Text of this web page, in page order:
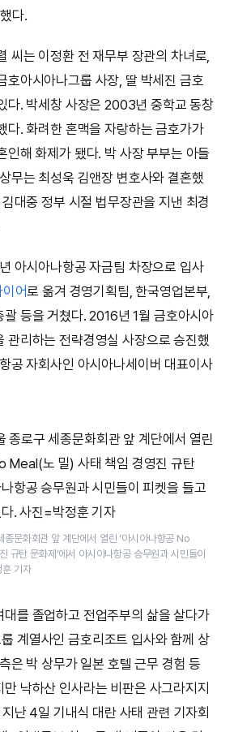
다.
씨는 이정환 전 재무부 장관의 차녀로,
호아시아나그룹 사장, 딸 박세진 금호
다. 박세창 사장은 2003년 중학교 동창
다. 화려한 혼맥을 자랑하는 금호가가
인해 화제가 됐다. 박 사장 부부는 아들
무는 최성욱 김앤장 변호사와 결혼했
대중 정부 시절 법무장관을 지낸 최경
아시아나항공 자금팀 차장으로 입사
이어로 옮겨 경영기획팀, 한국영업본부,
괄 등을 거쳤다. 2016년 1월 금호아시아
관리하는 전략경영실 사장으로 승진했
공 자회사인 아시아나세이버 대표이사
문화회관 앞 계단에서 열린 ‘아시아나항공 No
규탄 문화제’​에서 아시아나항공 승무원과 시민들이
훈 기자
대를 졸업하고 전업주부의 삶을 살다가
계열사인 금호리조트 입사와 함께 상
은 박 상무가 일본 호텔 근무 경험 등
낙하산 인사라는 비판은 사그라지지
난 4일 기내식 대란 사태 관련 기자회